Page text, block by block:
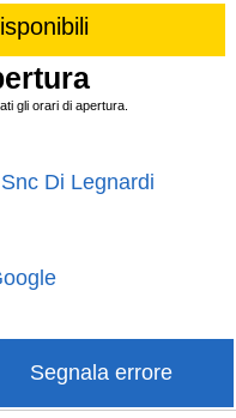
gli orari di apertura.
Di Legnardi
Segnala errore